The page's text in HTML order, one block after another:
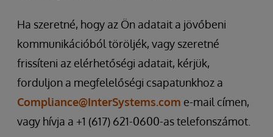
Ha szeretné, hogy az Ön adatait a jövőbeni
kommunikációból töröljék, vagy szeretné
frissíteni az elérhetőségi adatait, kérjük,
forduljon a megfelelőségi csapatunkhoz a
Compliance@InterSystems.com e-mail címen,
vagy hívja a +1 (617) 621-0600-as telefonszámot.